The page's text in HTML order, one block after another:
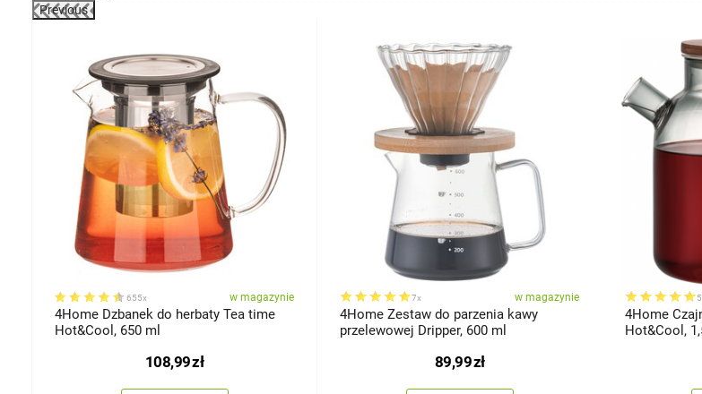
Previous
655x w magazynie
4Home Dzbanek do herbaty Tea time
Hot&Cool, 650 ml
108,99zł
7x w magazynie
4Home Zestaw do parzenia kawy
przelewowej Dripper, 600 ml
89,99zł
4Home
Hot&Cool,